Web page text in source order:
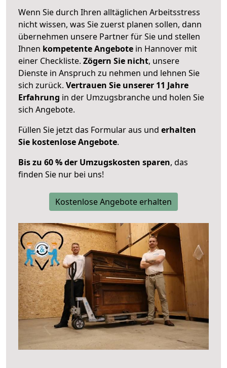
Wenn Sie durch Ihren alltäglichen Arbeitsstress
nicht wissen, was Sie zuerst planen sollen, dann
übernehmen unsere Partner für Sie und stellen
Ihnen kompetente Angebote in Hannover mit
einer Checkliste. Zögern Sie nicht, unsere
Dienste in Anspruch zu nehmen und lehnen Sie
sich zurück. Vertrauen Sie unserer 11 Jahre
Erfahrung in der Umzugsbranche und holen Sie
sich Angebote.
Füllen Sie jetzt das Formular aus und erhalten
Sie kostenlose Angebote.
Bis zu 60 % der Umzugskosten sparen, das
finden Sie nur bei uns!
Kostenlose Angebote erhalten